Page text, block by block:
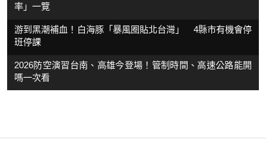
率」一覽
游到黑潮補血！白海豚「暴風圈貼北台灣」 4縣市有機會停
班停課
2026防空演習台南、高雄今登場！管制時間、高速公路能開
嗎一次看